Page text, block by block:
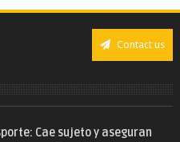
Contact us
Cae sujeto y aseguran